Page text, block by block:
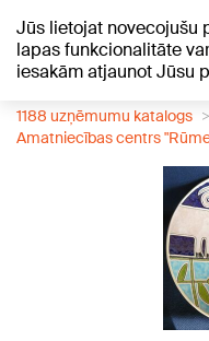
Jūs lietojat novecojušu
lapas funkcionalitāte
iesakām atjaunot Jūsu
+21°C
1188 uzņēmumu katalogs
Amatniecības centrs